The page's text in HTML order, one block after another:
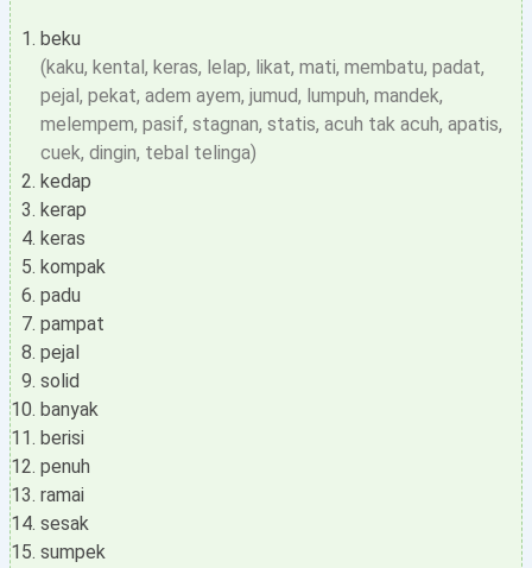
beku
(kaku, kental, keras, lelap, likat, mati, membatu, padat,
pejal, pekat, adem ayem, jumud, lumpuh, mandek,
melempem, pasif, stagnan, statis, acuh tak acuh, apatis,
cuek, dingin, tebal telinga)
kedap
kerap
keras
kompak
padu
pampat
pejal
solid
banyak
berisi
penuh
ramai
sesak
sumpek